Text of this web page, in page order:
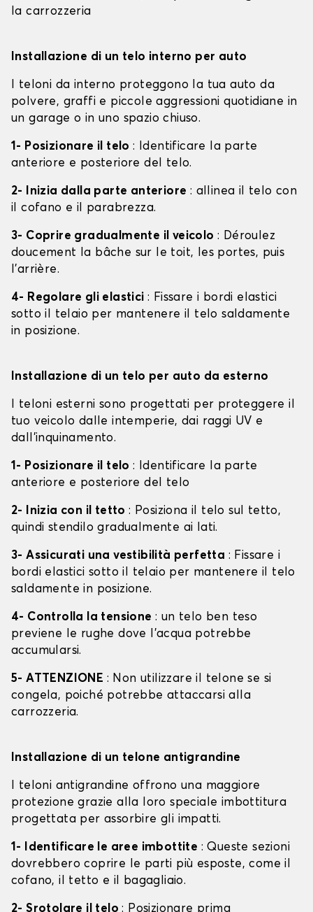
la carrozzeria
Installazione di un telo interno per auto
I teloni da interno proteggono la tua auto da
polvere, graffi e piccole aggressioni quotidiane in
un garage o in uno spazio chiuso.
1- Posizionare il telo: Identificare la parte
anteriore e posteriore del telo.
2- Inizia dalla parte anteriore : allinea il telo con
il cofano e il parabrezza.
3- Coprire gradualmente il veicolo : Déroulez
doucement la bâche sur le toit, les portes, puis
l'arrière.
4- Regolare gli elastici : Fissare i bordi elastici
sotto il telaio per mantenere il telo saldamente
in posizione.
Installazione di un telo per auto da esterno
I teloni esterni sono progettati per proteggere il
tuo veicolo dalle intemperie, dai raggi UV e
dall'inquinamento.
1- Posizionare il telo: Identificare la parte
anteriore e posteriore del telo
2- Inizia con il tetto: Posiziona il telo sul tetto,
quindi stendilo gradualmente ai lati.
3- Assicurati una vestibilità perfetta : Fissare i
bordi elastici sotto il telaio per mantenere il telo
saldamente in posizione.
4- Controlla la tensione : un telo ben teso
previene le rughe dove l'acqua potrebbe
accumularsi.
5- ATTENZIONE : Non utilizzare il telone se si
congela, poiché potrebbe attaccarsi alla
carrozzeria.
Installazione di un telone antigrandine
I teloni antigrandine offrono una maggiore
protezione grazie alla loro speciale imbottitura
progettata per assorbire gli impatti.
1- Identificare le aree imbottite : Queste sezioni
dovrebbero coprire le parti più esposte, come il
cofano, il tetto e il bagagliaio.
2- Srotolare il telo: Posizionare prima